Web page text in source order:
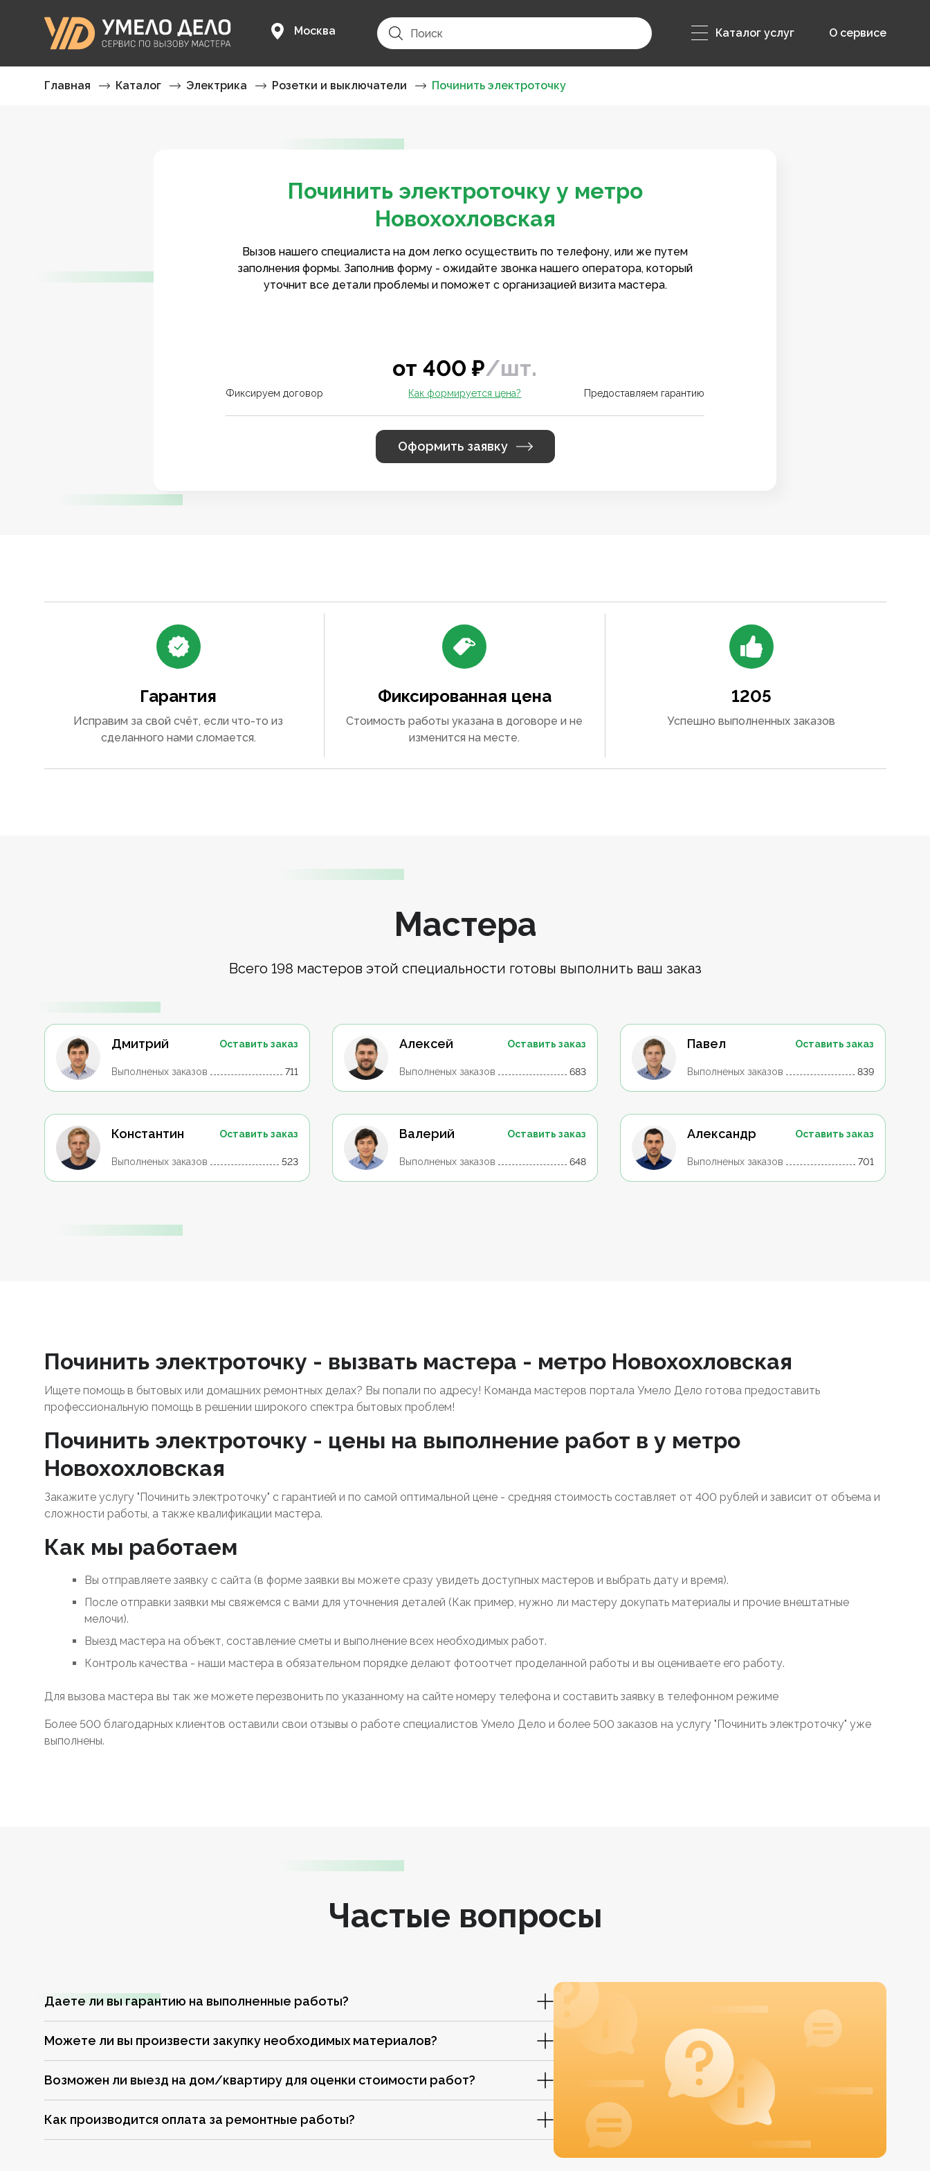
Москва Каталог услуг О сервисе
Главная Каталог Электрика Розетки и выключатели Починить электроточку
Починить электроточку у метро
Новохохловская
Вызов нашего специалиста на дом легко осуществить по телефону, или же путем
заполнения формы. Заполнив форму - ожидайте звонка нашего оператора, который
уточнит все детали проблемы и поможет с организацией визита мастера.
от400 ₽/шт.
Фиксируем договор Как формируется цена? Предоставляем гарантию
Оформить заявку
Гарантия
Исправим за свой счёт, если что-то из
сделанного нами сломается.
Фиксированная цена
Стоимость работы указана в договоре и не
изменится на месте.
1205
Успешно выполненных заказов
Мастера
Всего 198 мастеров этой специальности готовы выполнить ваш заказ
Дмитрий Оставить заказ
Выполненых заказов 711
Алексей Оставить заказ
Выполненых заказов 683
Павел Оставить заказ
Выполненых заказов 839
Константин Оставить заказ
Выполненых заказов 523
Валерий Оставить заказ
Выполненых заказов 648
Александр Оставить заказ
Выполненых заказов 701
Починить электроточку - вызвать мастера - метро Новохохловская
Ищете помощь в бытовых или домашних ремонтных делах? Вы попали по адресу! Команда мастеров портала Умело Дело готова предоставить
профессиональную помощь в решении широкого спектра бытовых проблем!
Починить электроточку - цены на выполнение работ в у метро
Новохохловская
Закажите услугу "Починить электроточку" с гарантией и по самой оптимальной цене - средняя стоимость составляет от 400 рублей и зависит от объема и
сложности работы, а также квалификации мастера.
Как мы работаем
Вы отправляете заявку с сайта (в форме заявки вы можете сразу увидеть доступных мастеров и выбрать дату и время).
После отправки заявки мы свяжемся с вами для уточнения деталей (Как пример, нужно ли мастеру докупать материалы и прочие внештатные
мелочи).
Выезд мастера на объект, составление сметы и выполнение всех необходимых работ.
Контроль качества - наши мастера в обязательном порядке делают фотоотчет проделанной работы и вы оцениваете его работу.
Для вызова мастера вы так же можете перезвонить по указанному на сайте номеру телефона и составить заявку в телефонном режиме
Более 500 благодарных клиентов оставили свои отзывы о работе специалистов Умело Дело и более 500 заказов на услугу "Починить электроточку" уже
выполнены.
Частые вопросы
Даете ли вы гарантию на выполненные работы?
Можете ли вы произвести закупку необходимых материалов?
Возможен ли выезд на дом/квартиру для оценки стоимости работ?
Как производится оплата за ремонтные работы?